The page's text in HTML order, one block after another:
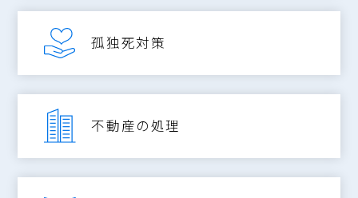
孤独死対策
不動産の処理